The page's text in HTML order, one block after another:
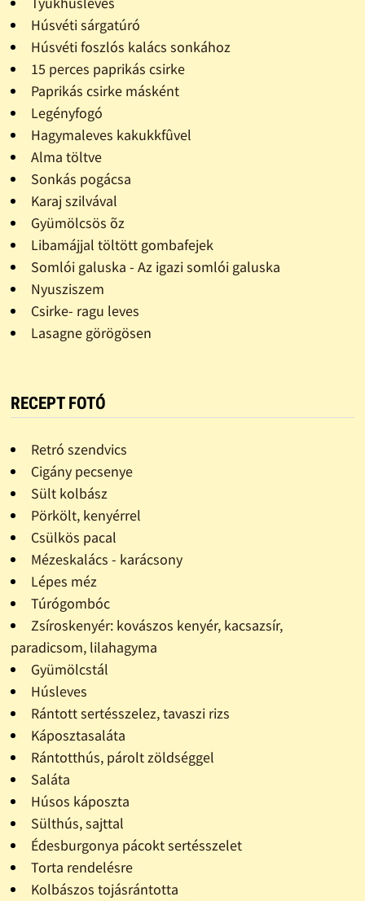
Húsvéti sárgatúró
Húsvéti foszlós kalács sonkához
15 perces paprikás csirke
Paprikás csirke másként
Legényfogó
Hagymaleves kakukkfûvel
Alma töltve
Sonkás pogácsa
Karaj szilvával
Gyümölcsös õz
Libamájjal töltött gombafejek
Somlói galuska - Az igazi somlói galuska
Nyusziszem
Csirke- ragu leves
Lasagne görögösen
RECEPT FOTÓ
Retró szendvics
Cigány pecsenye
Sült kolbász
Pörkölt, kenyérrel
Csülkös pacal
Mézeskalács - karácsony
Lépes méz
Túrógombóc
Zsíroskenyér: kovászos kenyér, kacsazsír,
paradicsom, lilahagyma
Gyümölcstál
Húsleves
Rántott sertésszelez, tavaszi rizs
Káposztasaláta
Rántotthús, párolt zöldséggel
Saláta
Húsos káposzta
Sülthús, sajttal
Édesburgonya pácokt sertésszelet
Torta rendelésre
Kolbászos tojásrántotta